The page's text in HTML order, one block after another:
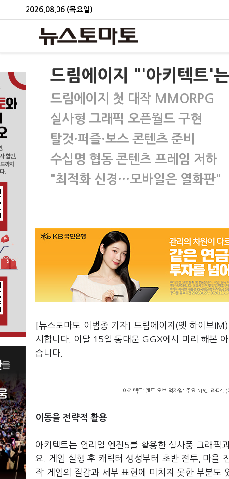
2026.08.06 (목요일)
드림에이지 "'아키텍트'
드림에이지 첫 대작 MMORPG
실사형 그래픽 오픈월드 구현
탈것·퍼즐·보스 콘텐츠 준비
수십명 협동 콘텐츠 프레임 저하
"최적화 신경…모바일은 열화판"
[뉴스토마토 이범종 기자] 드림에이지(옛 하이브
시합니다. 이달 15일 동대문 GGX에서 미리 해본
습니다.
'아키텍트: 랜드 오브 엑자일' 주요 NPC '라다'. (
이동을 전략적 활용
아키텍트는 언리얼 엔진5를 활용한 실사풍 그래픽
요. 게임 실행 후 캐릭터 생성부터 초반 전투, 마을
작 게임의 질감과 세부 표현에 미치지 못한 부분도